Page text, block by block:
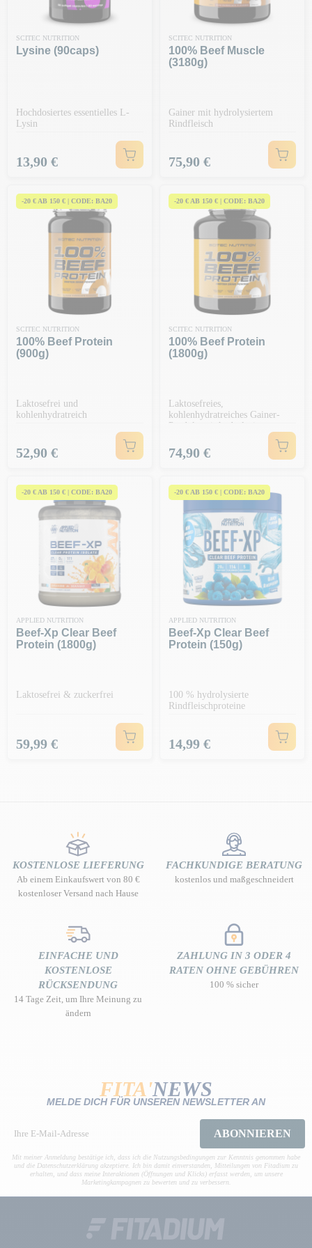
SCITEC NUTRITION
Lysine (90caps)
Hochdosiertes essentielles L-
Lysin
Preis
13,90 €
SCITEC NUTRITION
100% Beef Muscle
(3180g)
Gainer mit hydrolysiertem
Rindfleisch
Preis
75,90 €
-20 € AB 150 € | CODE: BA20
SCITEC NUTRITION
100% Beef Protein
(900g)
Laktosefrei und
kohlenhydratreich
Preis
52,90 €
-20 € AB 150 € | CODE: BA20
SCITEC NUTRITION
100% Beef Protein
(1800g)
Laktosefreies,
kohlenhydratreiches Gainer-
Produkt mit hydrolysiertem
Preis
74,90 €
-20 € AB 150 € | CODE: BA20
APPLIED NUTRITION
Beef-Xp Clear Beef
Protein (1800g)
Laktosefrei & zuckerfrei
Preis
59,99 €
-20 € AB 150 € | CODE: BA20
APPLIED NUTRITION
Beef-Xp Clear Beef
Protein (150g)
100 % hydrolysierte
Rindfleischproteine
Preis
14,99 €
KOSTENLOSE LIEFERUNG
Ab einem Einkaufswert von 80 €
kostenloser Versand nach Hause
FACHKUNDIGE BERATUNG
kostenlos und maßgeschneidert
EINFACHE UND
KOSTENLOSE
RÜCKSENDUNG
14 Tage Zeit, um Ihre Meinung zu
ändern
ZAHLUNG IN 3 ODER 4
RATEN OHNE GEBÜHREN
100 % sicher
FITA'NEWS
MELDE DICH FÜR UNSEREN NEWSLETTER AN
ABONNIEREN
Mit meiner Anmeldung bestätige ich, dass ich die Nutzungsbedingungen zur Kenntnis genommen habe
und die Datenschutzerklärung akzeptiere. Ich bin damit einverstanden, Mitteilungen von Fitadium zu
erhalten, und dass meine Interaktionen (Öffnungen und Klicks) erfasst werden, um unsere
Marketingkampagnen zu bewerten und zu verbessern.